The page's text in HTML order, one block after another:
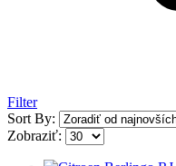
Filter
Sort By:
Zobraziť: